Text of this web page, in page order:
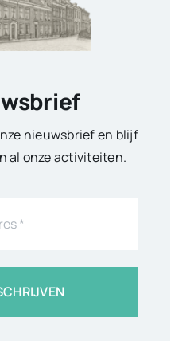
nieuwsbrief en blijf
al onze activiteiten.